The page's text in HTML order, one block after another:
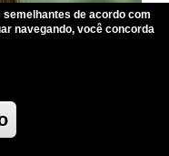
de acordo com
navegando, você concorda